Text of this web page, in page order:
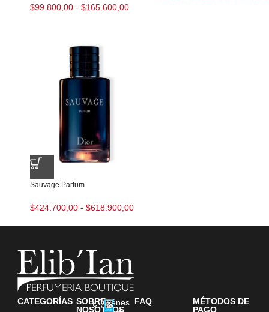
$99.800,00 - $165.600,00
Sauvage Parfum
$424.700,00 - $618.900,00
CATEGORÍAS SOBRE
NOSOTROS
¿Quiénes FAQ
MÉTODOS DE
PAGO